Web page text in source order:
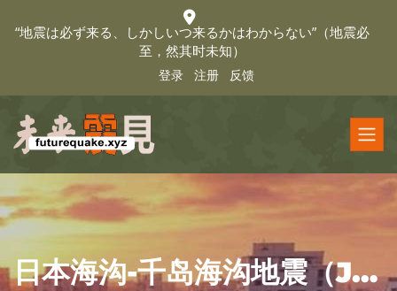
“地震は必ず来る、しかしいつ来るかはわからない”（地震必
至，然其时未知）
登录 注册 反馈
日本海沟-千岛海沟地震（JAPAN TRENCH & KURIL TRENCH EARTHQUAKE）